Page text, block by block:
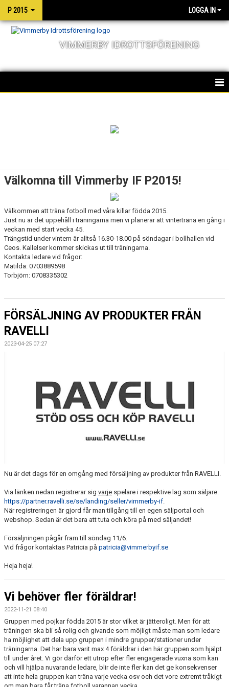
P 2015 LOGGA IN
VIMMERBY IDROTTSFÖRENING
BILDGALLERI
DOKUMENT
KONTAKT
Välkomna till Vimmerby IF P2015!
Välkommen att träna fotboll med våra killar födda 2015.
Just nu är det uppehåll i träningarna men vi planerar att vinterträna en gång i
veckan med start vecka 45.
Trängstid under vintern är alltså 16.30-18.00 på söndagar i bollhallen vid
Ceos. Kallelser kommer skickas ut till träningarna.
Kontakta ledare vid frågor:
Matilda: 0703889598
Torbjörn: 0708335302
FÖRSÄLJNING AV PRODUKTER FRÅN
RAVELLI
2023-04-25 07:27
Nu är det dags för en omgång med försäljning av produkter från RAVELLI.
Via länken nedan registrerar sig varje spelare i respektive lag som säljare.
https://partner.ravelli.se/se/landing/seller/vimmerby-if.
När registreringen är gjord får man tillgång till en egen säljportal och
webshop. Sedan är det bara att tuta och köra på med säljandet!
Försäljningen pågår fram till söndag 11/6.
Vid frågor kontaktas Patricia på patricia@vimmerbyif.se
Heja heja!
Vi behöver fler föräldrar!
2022-11-21 08:40
Gruppen med pojkar födda 2015 är stor vilket är jätteroligt. Men för att
träningen ska bli så rolig och givande som möjligt måste man som ledare
ha möjlighet att dela upp gruppen i mindre grupper/stationer under
träningarna. Det har bara varit max 4 föräldrar i den här gruppen som hjälpt
till under året. Vi gör därför ett utrop efter fler engagerade vuxna som kan
och vill hjälpa nuvarande ledare, blir de inte fler kan det ge konsekvenser
att inte hela gruppen kan träna varje vecka osv och det vore extremt tråkigt